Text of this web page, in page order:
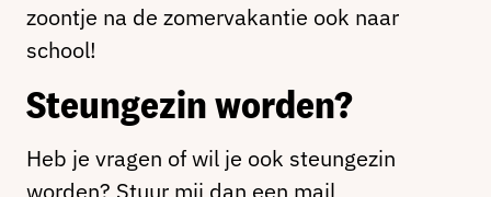
zoontje na de zomervakantie ook naar
school!
Steungezin worden?
Heb je vragen of wil je ook steungezin
worden? Stuur mij dan een mail